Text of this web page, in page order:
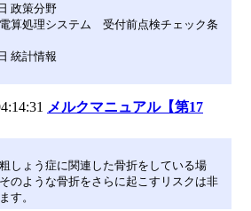
政策分野
算処理システム 受付前点検チェック条
統計情報
メルクマニュアル【第17
しょう症に関連した骨折をしている場
のような骨折をさらに起こすリスクは非
す。